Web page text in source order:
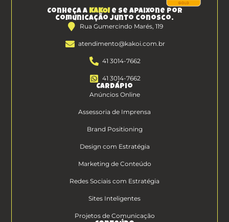
Conheça a KAKOI e se apaixone por
comunicação junto conosco.
Rua Gumercindo Marés, 119
atendimento@kakoi.com.br
41 3014-7662
41 3014-7662
Cardápio
Anúncios Online
Assessoria de Imprensa
Brand Positioning
Design com Estratégia
Marketing de Conteúdo
Redes Sociais com Estratégia
Sites Inteligentes
Projetos de Comunicação